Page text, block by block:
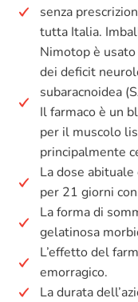
senza
tutta Italia.
Nimotop è
dei deficit
subaracnoidea
Il farmaco è un
per il muscolo
principalmente
La dose
per 21 giorni
La forma di
gelatinosa
L’effetto del
emorragico.
La durata